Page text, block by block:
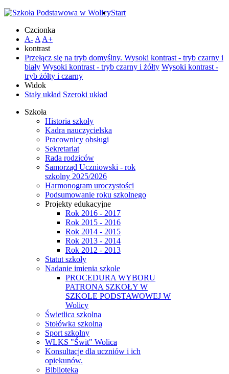
Czcionka
A- A A+
kontrast
Przełącz się na tryb domyślny. Wysoki kontrast - tryb czarny i
biały Wysoki kontrast - tryb czarny i żółty Wysoki kontrast -
tryb żółty i czarny
Widok
Stały układ Szeroki układ
Start
Szkoła
Historia szkoły
Kadra nauczycielska
Pracownicy obsługi
Sekretariat
Rada rodziców
Samorząd Uczniowski - rok
szkolny 2025/2026
Harmonogram uroczystości
Podsumowanie roku szkolnego
Projekty edukacyjne
Rok 2016 - 2017
Rok 2015 - 2016
Rok 2014 - 2015
Rok 2013 - 2014
Rok 2012 - 2013
Statut szkoły
Nadanie imienia szkole
PROCEDURA WYBORU
PATRONA SZKOŁY W
SZKOLE PODSTAWOWEJ W
Wolicy
Świetlica szkolna
Stołówka szkolna
Sport szkolny
WLKS "Świt" Wolica
Konsultacje dla uczniów i ich
opiekunów.
Biblioteka